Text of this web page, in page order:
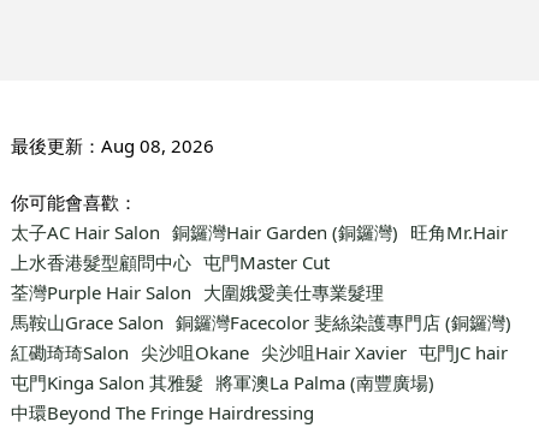
最後更新： Aug 08, 2026
你可能會喜歡：
太子AC Hair Salon 銅鑼灣Hair Garden (銅鑼灣) 旺角Mr.Hair
上水香港髮型顧問中心 屯門Master Cut
荃灣Purple Hair Salon 大圍娥愛美仕專業髮理
馬鞍山Grace Salon 銅鑼灣Facecolor 斐絲染護專門店 (銅鑼灣)
紅磡琦琦Salon 尖沙咀Okane 尖沙咀Hair Xavier 屯門JC hair
屯門Kinga Salon 其雅髮 將軍澳La Palma (南豐廣場)
中環Beyond The Fringe Hairdressing